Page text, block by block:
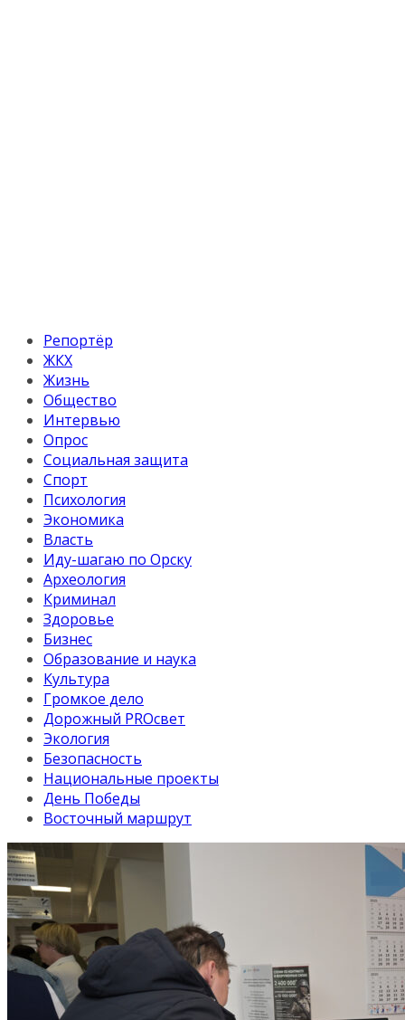
Репортёр
ЖКХ
Жизнь
Общество
Интервью
Опрос
Социальная защита
Спорт
Психология
Экономика
Власть
Иду-шагаю по Орску
Археология
Криминал
Здоровье
Бизнес
Образование и наука
Культура
Громкое дело
Дорожный PROсвет
Экология
Безопасность
Национальные проекты
День Победы
Восточный маршрут